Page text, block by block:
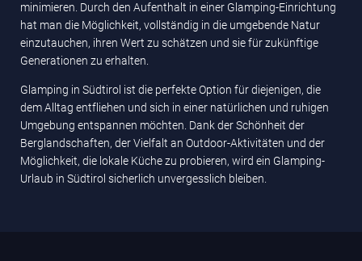
minimieren. Durch den Aufenthalt in einer Glamping-Einrichtung
hat man die Möglichkeit, vollständig in die umgebende Natur
einzutauchen, ihren Wert zu schätzen und sie für zukünftige
Generationen zu erhalten.
Glamping in Südtirol ist die perfekte Option für diejenigen, die
dem Alltag entfliehen und sich in einer natürlichen und ruhigen
Umgebung entspannen möchten. Dank der Schönheit der
Berglandschaften, der Vielfalt an Outdoor-Aktivitäten und der
Möglichkeit, die lokale Küche zu probieren, wird ein Glamping-
Urlaub in Südtirol sicherlich unvergesslich bleiben.